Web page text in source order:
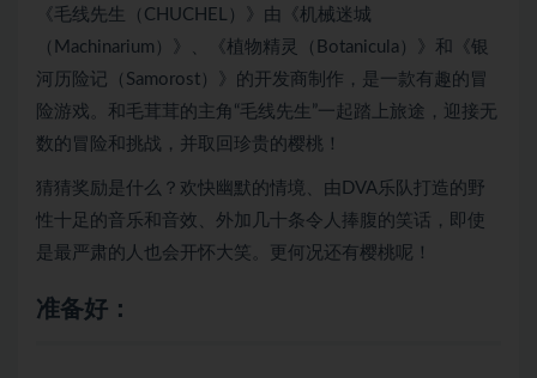
《毛线先生（CHUCHEL）》由《机械迷城
（Machinarium）》、《植物精灵（Botanicula）》和《银
河历险记（Samorost）》的开发商制作，是一款有趣的冒
险游戏。和毛茸茸的主角“毛线先生”一起踏上旅途，迎接无
数的冒险和挑战，并取回珍贵的樱桃！
猜猜奖励是什么？欢快幽默的情境、由DVA乐队打造的野
性十足的音乐和音效、外加几十条令人捧腹的笑话，即使
是最严肃的人也会开怀大笑。更何况还有樱桃呢！
准备好：